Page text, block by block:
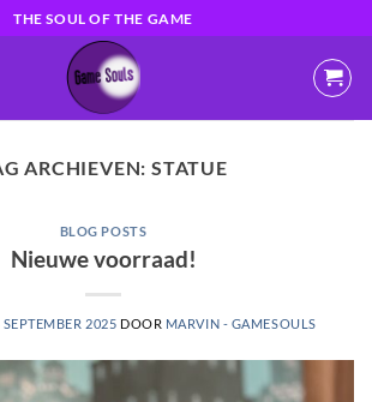
THE SOUL OF THE GAME
ARCHIEVEN:STATUE
BLOG POSTS
Nieuwe voorraad!
SEPTEMBER 2025 DOOR MARVIN - GAMESOULS